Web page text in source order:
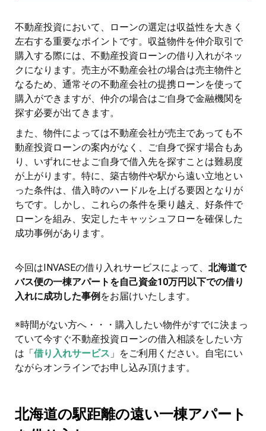
不動産投資において、ローンの選定は収益性を大きく
左右する重要なポイントです。収益物件を仲介取引で
購入する際には、不動産投資ローンの借り入れがネッ
クになります。売主が不動産会社の場合は売主物件と
なるため、通常その不動産会社の提携ローンを使って
購入ができますが、仲介の場合はご自身で金融機関を
探す必要が出てきます。
また、物件によっては不動産会社が売主であっても不
動産投資ローンの案内がなく、ご自身で探す場合もあ
り、いずれにせよご自身で借入先を探すことは難易度
が上がります。特に、築古物件や駅から遠い立地とい
った条件は、借入時のハードルを上げる要因となりが
ちです。しかし、これらの条件を乗り越え、好条件で
ローンを組み、安定したキャッシュフローを確保した
成功事例があります。
今回はINVASEの借り入れサービスによって、 北海道で
バス便の一棟アパートを自己資金10万円以下での借り
入れに成功した事例 をお届けいたします。
※時間がない方へ・・・購入したい物件がすでに決まっ
ていて今すぐ不動産投資ローンの借入相談をしたい方
は「借り入れサービス 」をご利用ください。自宅にい
ながらオンラインでお申し込み頂けます。
北海道の駅距離の遠い一棟アパート